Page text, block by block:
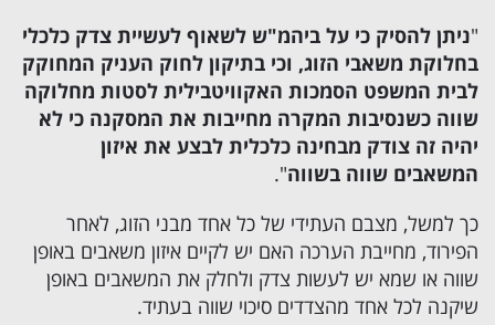
"ניתן להסיק כי על ביהמ"ש לשאוף לעשיית צדק כלכלי
בחלוקת משאבי הזוג, וכי בתיקון לחוק העניק המחוקק
לבית המשפט הסמכות האקוויטבילית לסטות מחלוקה
שווה כשנסיבות המקרה מחייבות את המסקנה כי לא
יהיה זה צודק מבחינה כלכלית לבצע את איזון
המשאבים שווה בשווה".
כך למשל, מצבם העתידי של כל אחד מבני הזוג, לאחר
הפירוד, מחייבת הערכה האם יש לקיים איזון משאבים באופן
שווה או שמא יש לעשות צדק ולחלק את המשאבים באופן
שיקנה לכל אחד מהצדדים סיכוי שווה בעתיד.